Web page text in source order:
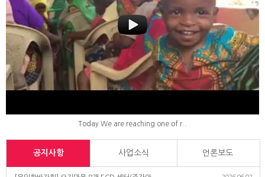
Today We are reaching one of r..
공지사항 사업소식 언론보도